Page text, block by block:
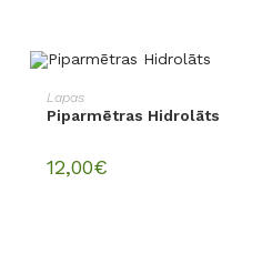
Lapas
Piparmētras Hidrolāts
12,00€